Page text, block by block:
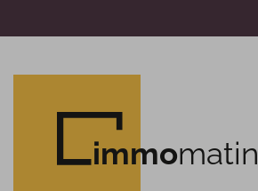
immomatin